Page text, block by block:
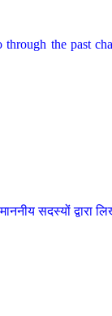
the past
सदस्यों द्वारा